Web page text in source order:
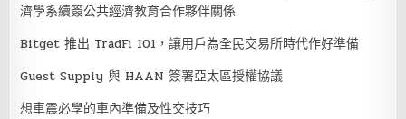
濟學系續簽公共經濟教育合作夥伴關係
Bitget 推出 TradFi 101，讓用戶為全民交易所時代作好準備
Guest Supply 與 HAAN 簽署亞太區授權協議
想車震必學的車內準備及性交技巧